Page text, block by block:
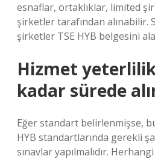
esnaflar, ortaklıklar, limited
şirketler tarafından alınabilir.
şirketler TSE HYB belgesini
Hizmet
kadar sürede
Eğer standart belirlenmişse,
HYB standartlarında gerekli
sınavlar yapılmalıdır.